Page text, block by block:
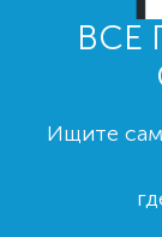
ВСЕ
Ищите